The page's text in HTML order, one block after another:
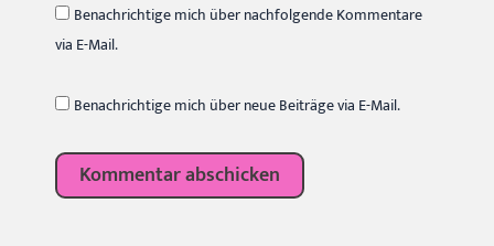
Benachrichtige mich über nachfolgende Kommentare
via E-Mail.
Benachrichtige mich über neue Beiträge via E-Mail.